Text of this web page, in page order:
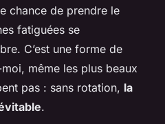
chance de prendre le
fatiguées se
C’est une forme de
même les plus beaux
pas : sans rotation, la
.